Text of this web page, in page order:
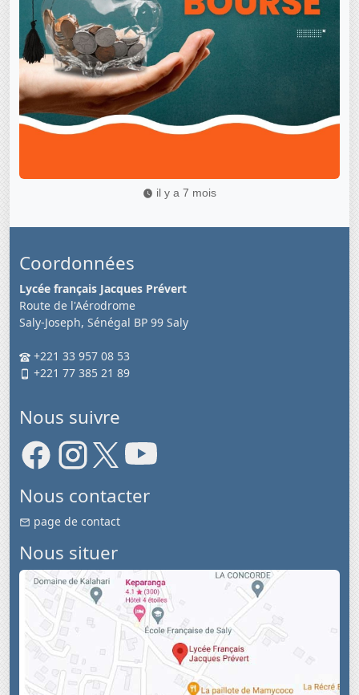
il y a 7 mois
Coordonnées
Lycée français Jacques Prévert
Route de l'Aérodrome
Saly-Joseph, Sénégal BP 99 Saly
+221 33 957 08 53
+221 77 385 21 89
Nous suivre
Nous contacter
page de contact
Nous situer